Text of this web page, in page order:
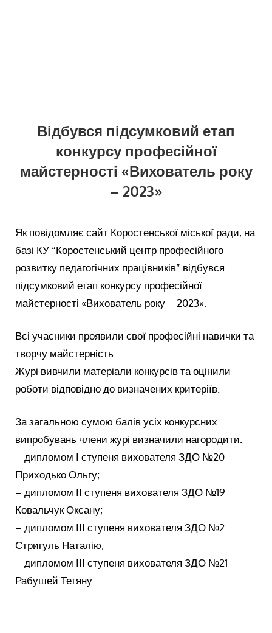
Відбувся підсумковий етап
конкурсу професійної
майстерності «Вихователь року
– 2023»
Як повідомляє сайт Коростенської міської ради, на
базі КУ “Коростенський центр професійного
розвитку педагогічних працівників” відбувся
підсумковий етап конкурсу професійної
майстерності «Вихователь року – 2023».
Всі учасники проявили свої професійні навички та
творчу майстерність.
Журі вивчили матеріали конкурсів та оцінили
роботи відповідно до визначених критеріїв.
За загальною сумою балів усіх конкурсних
випробувань члени журі визначили нагородити:
– дипломом І ступеня вихователя ЗДО №20
Приходько Ольгу;
– дипломом ІІ ступеня вихователя ЗДО №19
Ковальчук Оксану;
– дипломом ІІІ ступеня вихователя ЗДО №2
Стригуль Наталію;
– дипломом ІІІ ступеня вихователя ЗДО №21
Рабушей Тетяну.